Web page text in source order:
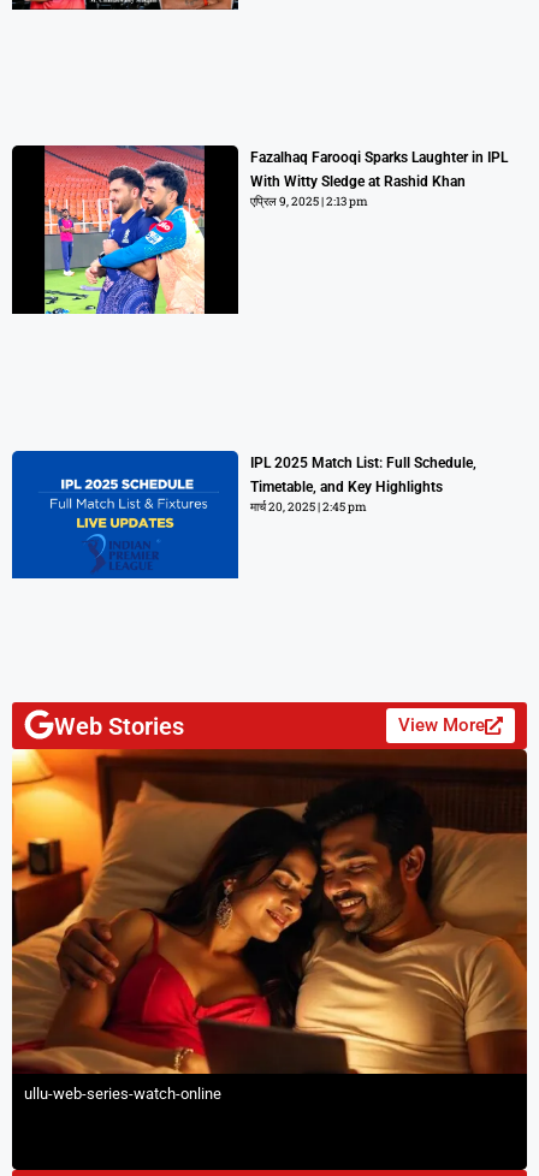
Fazalhaq Farooqi Sparks Laughter in IPL
With Witty Sledge at Rashid Khan
एप्रिल 9, 2025 2:13 pm
IPL 2025 Match List: Full Schedule,
Timetable, and Key Highlights
मार्च 20, 2025 2:45 pm
Web Stories View More
ullu-web-series-watch-online